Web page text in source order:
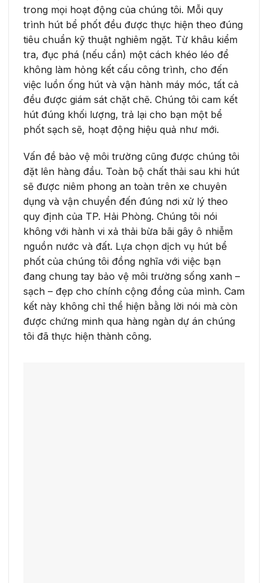
trong mọi hoạt động của chúng tôi. Mỗi quy
trình hút bể phốt đều được thực hiện theo đúng
tiêu chuẩn kỹ thuật nghiêm ngặt. Từ khâu kiểm
tra, đục phá (nếu cần) một cách khéo léo để
không làm hỏng kết cấu công trình, cho đến
việc luồn ống hút và vận hành máy móc, tất cả
đều được giám sát chặt chẽ. Chúng tôi cam kết
hút đúng khối lượng, trả lại cho bạn một bể
phốt sạch sẽ, hoạt động hiệu quả như mới.
Vấn đề bảo vệ môi trường cũng được chúng tôi
đặt lên hàng đầu. Toàn bộ chất thải sau khi hút
sẽ được niêm phong an toàn trên xe chuyên
dụng và vận chuyển đến đúng nơi xử lý theo
quy định của TP. Hải Phòng. Chúng tôi nói
không với hành vi xả thải bừa bãi gây ô nhiễm
nguồn nước và đất. Lựa chọn dịch vụ hút bể
phốt của chúng tôi đồng nghĩa với việc bạn
đang chung tay bảo vệ môi trường sống xanh –
sạch – đẹp cho chính cộng đồng của mình. Cam
kết này không chỉ thể hiện bằng lời nói mà còn
được chứng minh qua hàng ngàn dự án chúng
tôi đã thực hiện thành công.